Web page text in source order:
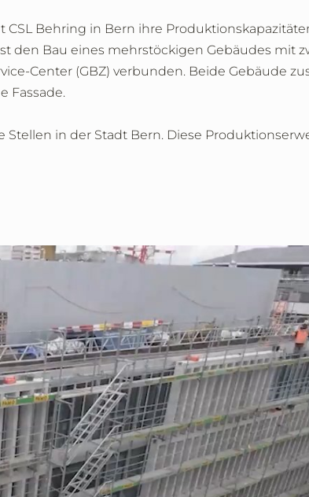
Behring in Bern ihre
den Bau eines mehrstöckigen Gebäudes mit
Center (GBZ) verbunden. Beide Gebäude
Fassade.
Stellen in der Stadt Bern. Diese